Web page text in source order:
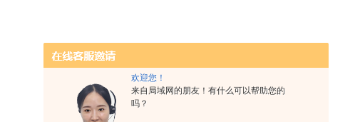
欢迎您！
来自局域网的朋友！有什么可以帮助您的
吗？